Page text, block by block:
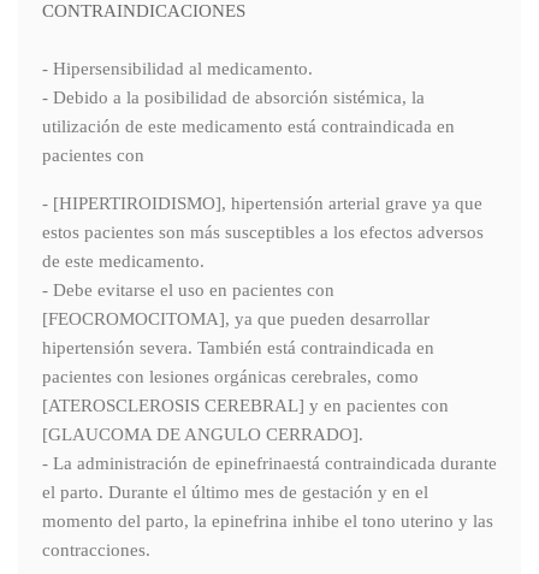
CONTRAINDICACIONES
- Hipersensibilidad al medicamento.
- Debido a la posibilidad de absorción sistémica, la
utilización de este medicamento está contraindicada en
pacientes con
- [HIPERTIROIDISMO], hipertensión arterial grave ya que
estos pacientes son más susceptibles a los efectos adversos
de este medicamento.
- Debe evitarse el uso en pacientes con
[FEOCROMOCITOMA], ya que pueden desarrollar
hipertensión severa. También está contraindicada en
pacientes con lesiones orgánicas cerebrales, como
[ATEROSCLEROSIS CEREBRAL] y en pacientes con
[GLAUCOMA DE ANGULO CERRADO].
- La administración de epinefrinaestá contraindicada durante
el parto. Durante el último mes de gestación y en el
momento del parto, la epinefrina inhibe el tono uterino y las
contracciones.